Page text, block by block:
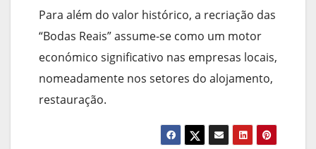
Para além do valor histórico, a recriação das
“Bodas Reais” assume-se como um motor
económico significativo nas empresas locais,
nomeadamente nos setores do alojamento,
restauração.